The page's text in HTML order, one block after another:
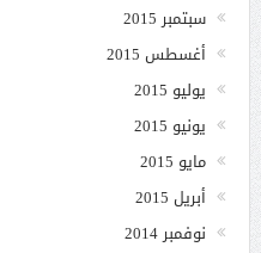
سبتمبر 2015
أغسطس 2015
يوليو 2015
يونيو 2015
مايو 2015
أبريل 2015
نوفمبر 2014